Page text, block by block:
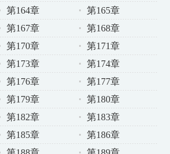
第164章
第165章
第167章
第168章
第170章
第171章
第173章
第174章
第176章
第177章
第179章
第180章
第182章
第183章
第185章
第186章